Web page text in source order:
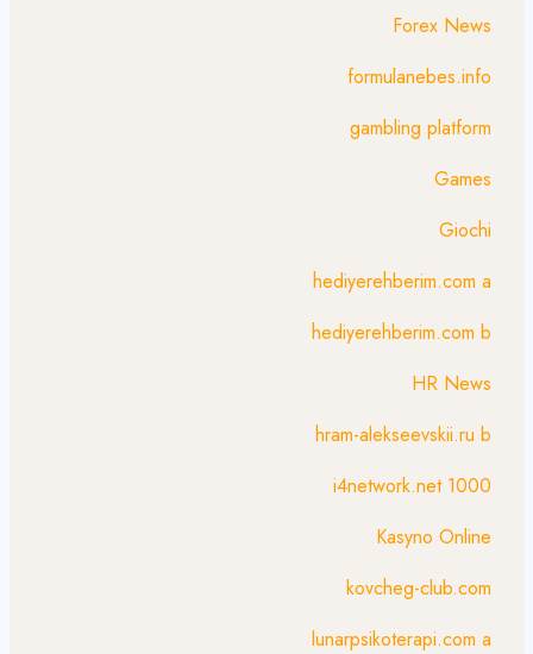
Forex News
formulanebes.info
gambling platform
Games
Giochi
hediyerehberim.com a
hediyerehberim.com b
HR News
hram-alekseevskii.ru b
i4network.net 1000
Kasyno Online
kovcheg-club.com
lunarpsikoterapi.com a